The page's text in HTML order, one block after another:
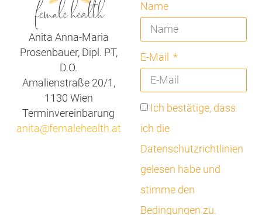
Anita Anna-Maria
Prosenbauer, Dipl. PT,
D.O.
Amalienstraße 20/1,
1130 Wien
Terminvereinbarung
anita@femalehealth.at
Name
E-Mail
Ich bestätige, dass
ich die
Datenschutzrichtlinien
gelesen habe und
stimme den
Bedingungen zu.